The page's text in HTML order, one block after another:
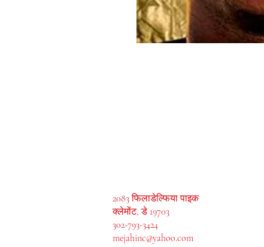
2083 फिलाडेल्फिया पाइक
क्लेमोंट, डे 19703
302-793-3424
mejahinc@yahoo.com